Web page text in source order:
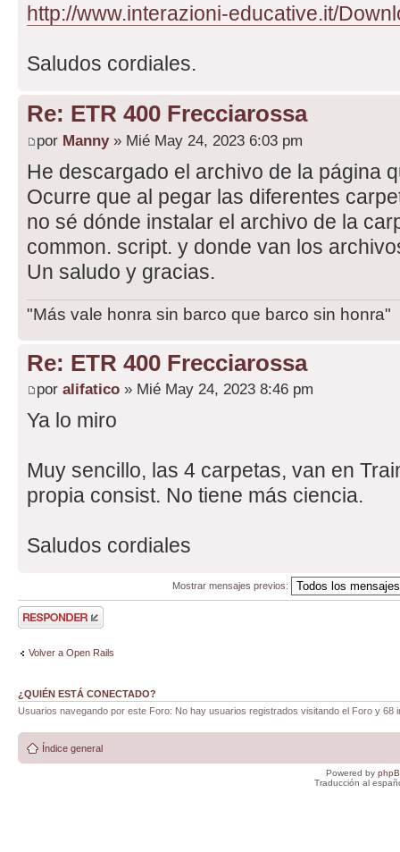
http://www.interazioni-educative.it/
Saludos cordiales.
Re: ETR 400 Frecciarossa
por Manny» Mié May 24, 2023 6:03 pm
He descargado el archivo de la página
Ocurre que al pegar las diferentes
no sé dónde instalar el archivo de la
common. script. y donde van los
Un saludo y gracias.
"Más vale honra sin barco que barco sin honra"
Re: ETR 400 Frecciarossa
por alifatico » Mié May 24, 2023 8:46 pm
Ya lo miro
Muy sencillo, las 4 carpetas, van en
propia consist. No tiene más ciencia.
Saludos cordiales
Mostrar mensajes previos:
Publicar una
respuesta
Volver a Open Rails
¿QUIÉN ESTÁ CONECTADO?
Usuarios navegando por este Foro: No hay usuarios registrados visitando el Foro y 68
Índice general
Powered by
Traducción al